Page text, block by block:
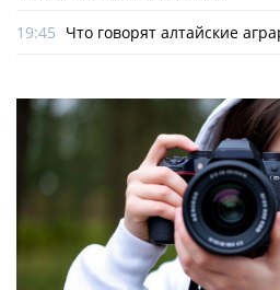
19:45 Что говорят алтайские